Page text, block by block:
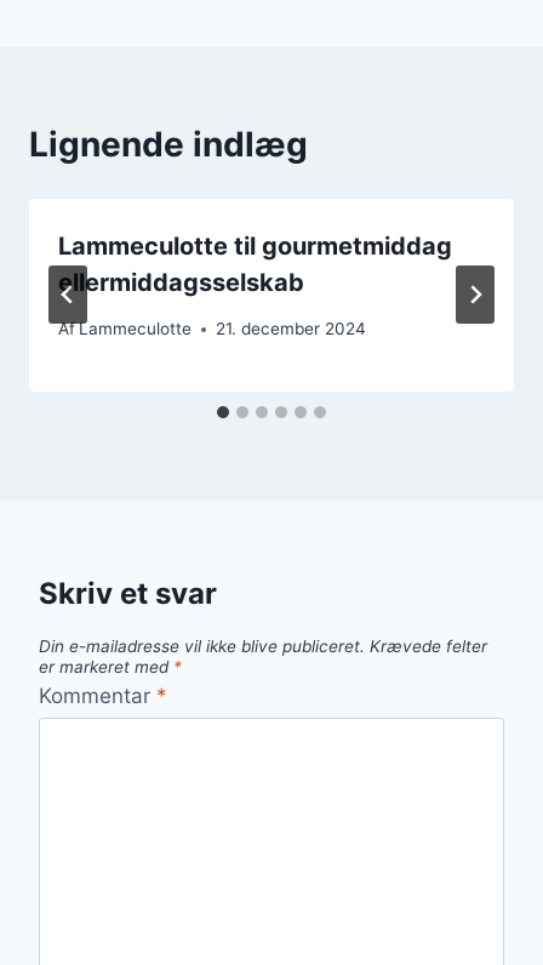
Lignende indlæg
Lammeculotte til gourmetmiddag
ellermiddagsselskab
AfLammeculotte 21. december 2024
Skriv et svar
Din e-mailadresse vil ikke blive publiceret. Krævede felter
er markeret med *
Kommentar *